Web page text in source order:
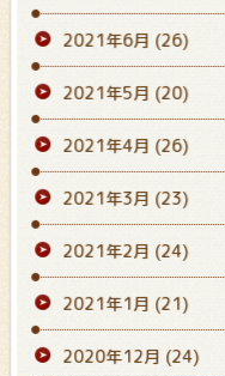
2021年6月 (26)
2021年5月 (20)
2021年4月 (26)
2021年3月 (23)
2021年2月 (24)
2021年1月 (21)
2020年12月 (24)